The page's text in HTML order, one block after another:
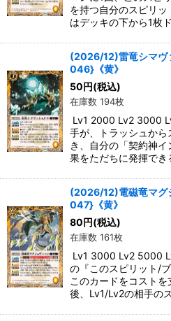
を持つ自分のスピリ
はデッキの下から1枚
(2026/12)雷竜シマヴ
046}《黄》
50 円(税込)
在庫数 194枚
Lv1 2000 Lv2 3000
手が、トラッシュから
き、自分の「契約神
果をただちに発揮で
(2026/12)電磁竜マグ
047}《黄》
80 円(税込)
在庫数 161枚
Lv1 3000 Lv2 5000
の『このスピリット/
このカードをコスト
後、Lv1/Lv2の相手の